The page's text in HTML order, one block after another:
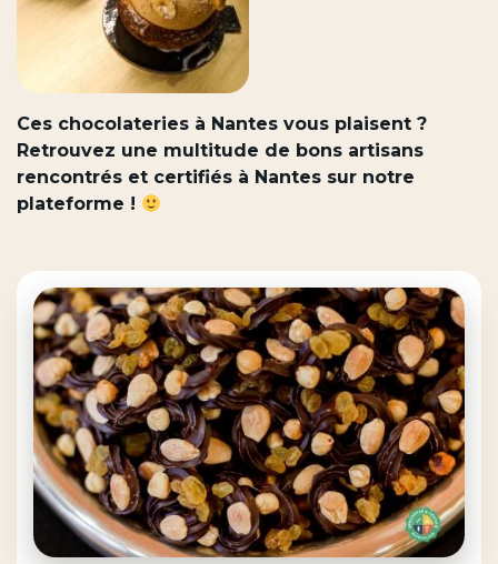
Ces chocolateries à Nantes vous plaisent ?
Retrouvez une multitude de bons artisans
rencontrés et certifiés à Nantes sur notre
plateforme !